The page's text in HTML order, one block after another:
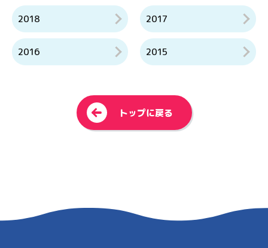
2018 2017
2016 2015
< トップに戻る